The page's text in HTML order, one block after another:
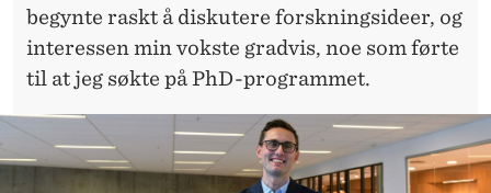
begynte raskt å diskutere forskningsideer, og
interessen min vokste gradvis, noe som førte
til at jeg søkte på PhD-programmet.